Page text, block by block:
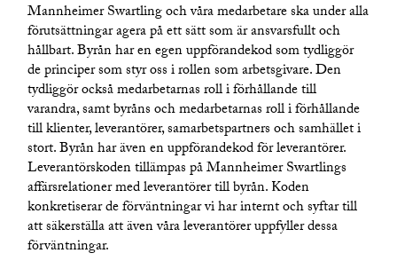
Mannheimer Swartling och våra medarbetare ska under alla
förutsättningar agera på ett sätt som är ansvarsfullt och
hållbart. Byrån har en egen uppförandekod som tydliggör
de principer som styr oss i rollen som arbetsgivare. Den
tydliggör också medarbetarnas roll i förhållande till
varandra, samt byråns och medarbetarnas roll i förhållande
till klienter, leverantörer, samarbetspartners och samhället i
stort. Byrån har även en uppförandekod för leverantörer.
Leverantörskoden tillämpas på Mannheimer Swartlings
affärsrelationer med leverantörer till byrån. Koden
konkretiserar de förväntningar vi har internt och syftar till
att säkerställa att även våra leverantörer uppfyller dessa
förväntningar.